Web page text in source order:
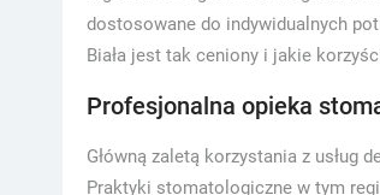
dostosowane do indywidualnych
Biała jest tak ceniony i jakie
Profesjonalna opieka
Główną zaletą korzystania z usług
Praktyki stomatologiczne w tym